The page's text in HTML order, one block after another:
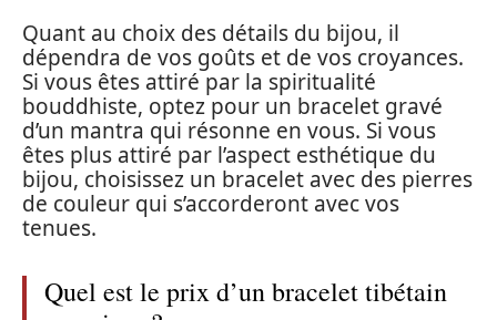
Quant au choix des détails du bijou, il
dépendra de vos goûts et de vos croyances.
Si vous êtes attiré par la spiritualité
bouddhiste, optez pour un bracelet gravé
d’un mantra qui résonne en vous. Si vous
êtes plus attiré par l’aspect esthétique du
bijou, choisissez un bracelet avec des pierres
de couleur qui s’accorderont avec vos
tenues.
Quel est le prix d’un bracelet tibétain